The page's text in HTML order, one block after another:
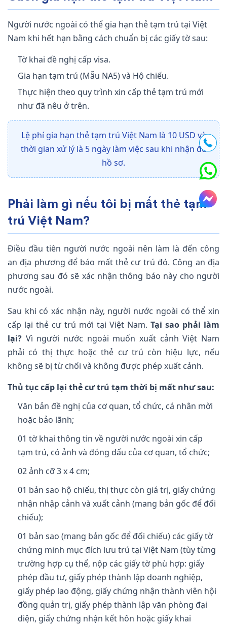
Người nước ngoài có thể gia hạn thẻ tạm trú tại Việt
Nam khi hết hạn bằng cách chuẩn bị các giấy tờ sau:
Tờ khai đề nghị cấp visa.
Gia hạn tạm trú (Mẫu NA5) và Hộ chiếu.
Thực hiện theo quy trình xin cấp thẻ tạm trú mới
như đã nêu ở trên.
Lệ phí gia hạn thẻ tạm trú Việt Nam là 10 USD và
thời gian xử lý là 5 ngày làm việc sau khi nhận đủ
hồ sơ.
Phải làm gì nếu tôi bị mất thẻ tạm
trú Việt Nam?
Điều đầu tiên người nước ngoài nên làm là đến công
an địa phương để báo mất thẻ cư trú đó. Công an địa
phương sau đó sẽ xác nhận thông báo này cho người
nước ngoài.
Sau khi có xác nhận này, người nước ngoài có thể xin
cấp lại thẻ cư trú mới tại Việt Nam. Tại sao phải làm
lại? Vì người nước ngoài muốn xuất cảnh Việt Nam
phải có thị thực hoặc thẻ cư trú còn hiệu lực, nếu
không sẽ bị từ chối và không được phép xuất cảnh.
Thủ tục cấp lại thẻ cư trú tạm thời bị mất như sau:
Văn bản đề nghị của cơ quan, tổ chức, cá nhân mời
hoặc bảo lãnh;
01 tờ khai thông tin về người nước ngoài xin cấp
tạm trú, có ảnh và đóng dấu của cơ quan, tổ chức;
02 ảnh cỡ 3 x 4 cm;
01 bản sao hộ chiếu, thị thực còn giá trị, giấy chứng
nhận nhập cảnh và xuất cảnh (mang bản gốc để đối
chiếu);
01 bản sao (mang bản gốc để đối chiếu) các giấy tờ
chứng minh mục đích lưu trú tại Việt Nam (tùy từng
trường hợp cụ thể, nộp các giấy tờ phù hợp: giấy
phép đầu tư, giấy phép thành lập doanh nghiệp,
giấy phép lao động, giấy chứng nhận thành viên hội
đồng quản trị, giấy phép thành lập văn phòng đại
diện, giấy chứng nhận kết hôn hoặc giấy khai